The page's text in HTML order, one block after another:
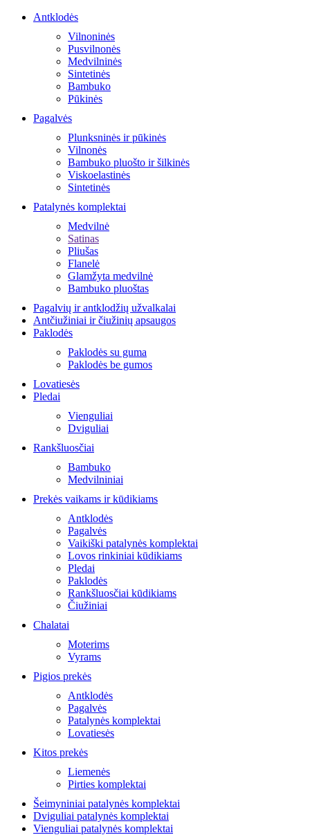
Antklodės
Vilnoninės
Pusvilnonės
Medvilninės
Sintetinės
Bambuko
Pūkinės
Pagalvės
Plunksninės ir pūkinės
Vilnonės
Bambuko pluošto ir šilkinės
Viskoelastinės
Sintetinės
Patalynės komplektai
Medvilnė
Satinas
Pliušas
Flanelė
Glamžyta medvilnė
Bambuko pluoštas
Pagalvių ir antklodžių užvalkalai
Antčiužiniai ir čiužinių apsaugos
Paklodės
Paklodės su guma
Paklodės be gumos
Lovatiesės
Pledai
Vienguliai
Dviguliai
Rankšluosčiai
Bambuko
Medvilniniai
Prekės vaikams ir kūdikiams
Antklodės
Pagalvės
Vaikiški patalynės komplektai
Lovos rinkiniai kūdikiams
Pledai
Paklodės
Rankšluosčiai kūdikiams
Čiužiniai
Chalatai
Moterims
Vyrams
Pigios prekės
Antklodės
Pagalvės
Patalynės komplektai
Lovatiesės
Kitos prekės
Liemenės
Pirties komplektai
Šeimyniniai patalynės komplektai
Dviguliai patalynės komplektai
Vienguliai patalynės komplektai